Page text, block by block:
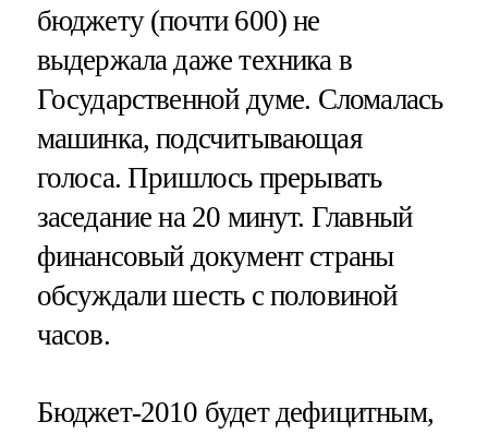
бюджету (почти 600) не
выдержала даже техника в
Государственной думе. Сломалась
машинка, подсчитывающая
голоса. Пришлось прерывать
заседание на 20 минут. Главный
финансовый документ страны
обсуждали шесть с половиной
часов.
Бюджет-2010 будет дефицитным,